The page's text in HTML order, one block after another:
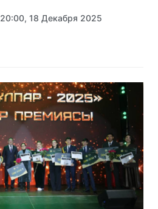
20:00, 18 Декабря 2025